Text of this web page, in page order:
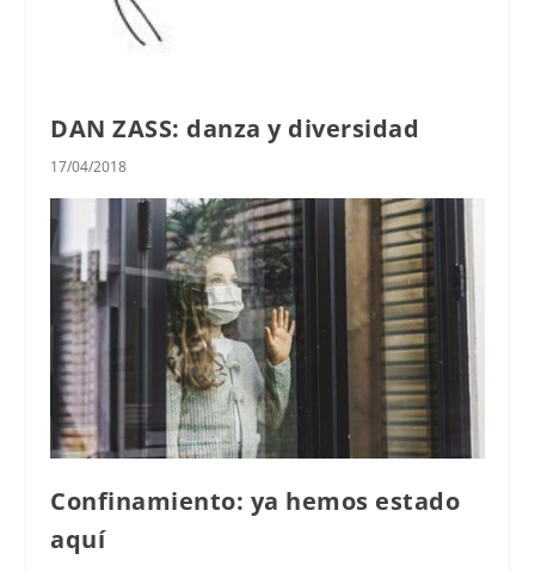
DAN ZASS: danza y diversidad
17/04/2018
Confinamiento: ya hemos estado
aquí